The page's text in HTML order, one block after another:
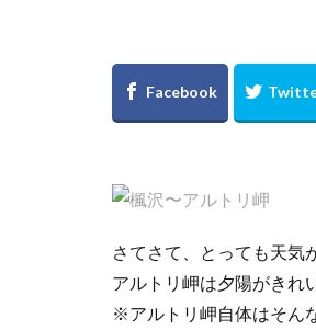
さてさて、とっても天気
アルトリ岬は夕陽がきれ
※アルトリ岬自体はそん